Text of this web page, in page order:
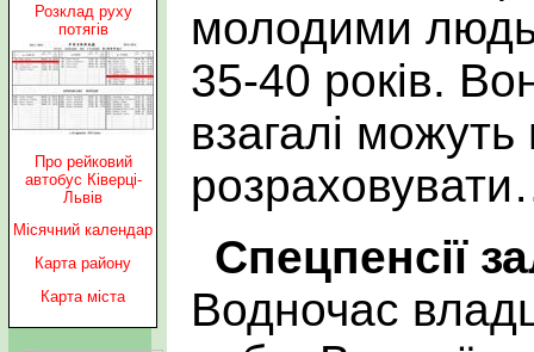
Розклад руху
потягів
Про рейковий
автобус Ківерці-
Львів
Місячний календар
Карта району
Карта міста
молодими
35-40 років.
взагалі можуть
Спецпенсії
Водночас